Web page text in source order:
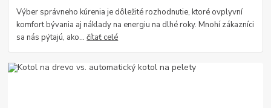
Výber správneho kúrenia je dôležité rozhodnutie, ktoré ovplyvní
komfort bývania aj náklady na energiu na dlhé roky. Mnohí zákazníci
sa nás pýtajú, ako...čítať celé